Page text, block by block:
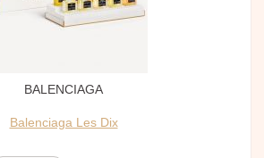
BALENCIAGA
Balenciaga Les Dix